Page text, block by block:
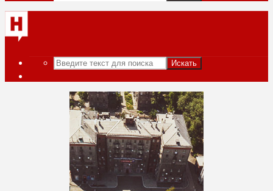
Искать